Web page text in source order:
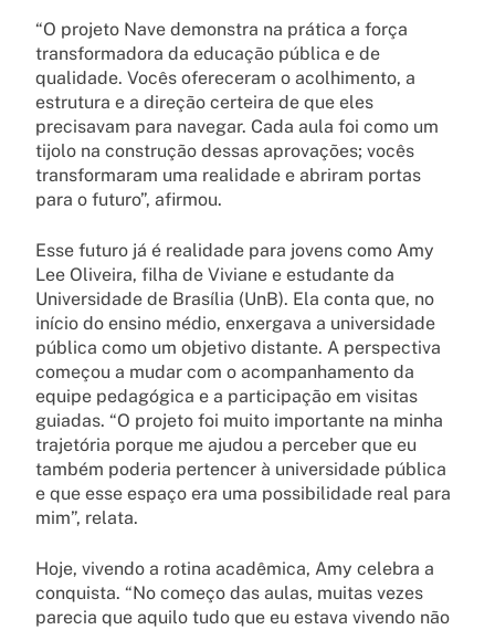
“O projeto Nave demonstra na prática a força
transformadora da educação pública e de
qualidade. Vocês ofereceram o acolhimento, a
estrutura e a direção certeira de que eles
precisavam para navegar. Cada aula foi como um
tijolo na construção dessas aprovações; vocês
transformaram uma realidade e abriram portas
para o futuro”, afirmou.
Esse futuro já é realidade para jovens como Amy
Lee Oliveira, filha de Viviane e estudante da
Universidade de Brasília (UnB). Ela conta que, no
início do ensino médio, enxergava a universidade
pública como um objetivo distante. A perspectiva
começou a mudar com o acompanhamento da
equipe pedagógica e a participação em visitas
guiadas. “O projeto foi muito importante na minha
trajetória porque me ajudou a perceber que eu
também poderia pertencer à universidade pública
e que esse espaço era uma possibilidade real para
mim”, relata.
Hoje, vivendo a rotina acadêmica, Amy celebra a
conquista. “No começo das aulas, muitas vezes
parecia que aquilo tudo que eu estava vivendo não